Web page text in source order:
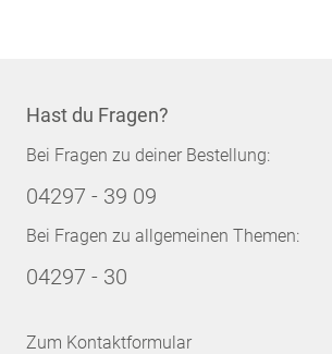
Hast du Fragen?
Bei Fragen zu deiner Bestellung:
04297 - 39 09
Bei Fragen zu allgemeinen Themen:
04297 - 30
Zum Kontaktformular